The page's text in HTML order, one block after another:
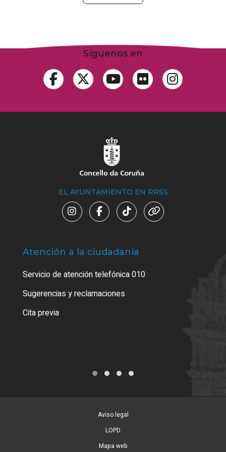
Síguenos en
EL AYUNTAMIENTO EN RRSS
Atención a la ciudadanía
Servicio de atención telefónica 010
Sugerencias y reclamaciones
Cita previa
Aviso legal
LOPD
Mapa web